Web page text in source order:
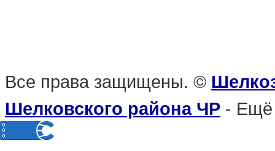
Все права защищены. ©
Шелковского района ЧР - Ещё